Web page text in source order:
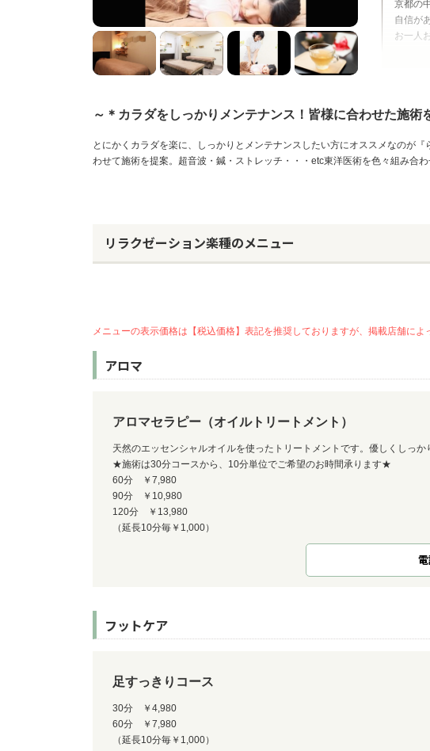
京都の
自信が
お一人
～＊カラダをしっかりメンテナンス！皆様に合わせた施術
とにかくカラダを楽に、しっかりとメンテナンスしたい方にオススメなのが
わせて施術を提案。超音波・鍼・ストレッチ・・・etc東洋医術を色々組み合
リラクゼーション楽種のメニュー
メニューの表示価格は【税込価格】表記を推奨しておりますが、掲載店舗に
アロマ
アロマセラピー（オイルトリートメント）
天然のエッセンシャルオイルを使ったトリートメントです。優しくしっ
★施術は30分コースから、10分単位でご希望のお時間承ります★
60分 ￥7,980
90分 ￥10,980
120分 ￥13,980
（延長10分毎￥1,000）
フットケア
足すっきりコース
30分 ￥4,980
60分 ￥7,980
（延長10分毎￥1,000）